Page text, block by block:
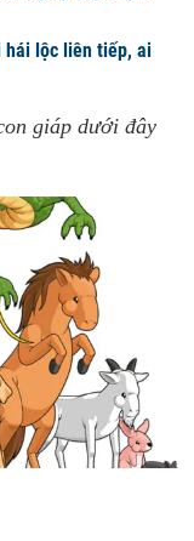
hái lộc liên tiếp, ai
giáp dưới đây